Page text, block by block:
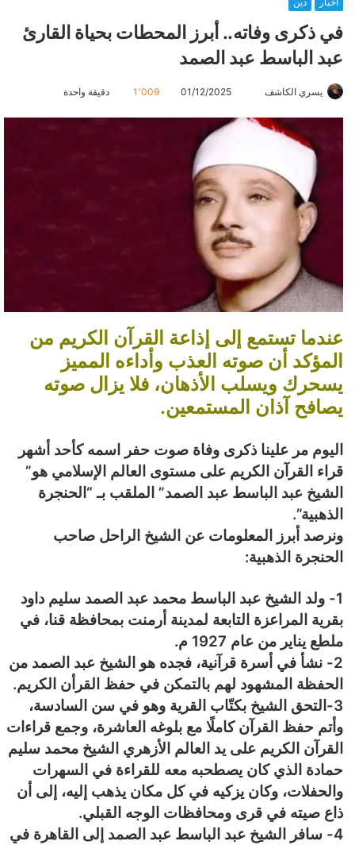
في ذكرى وفاته.. أبرز المحطات بحياة القارئ
عبد الباسط عبد الصمد
يسري الكاشف
ب
ر
ي
ا
ل
ر
و
01/12/2025 1٬009 دقيقة واحدة
عندما تستمع إلى إذاعة القرآن الكريم من
المؤكد أن صوته العذب وأداءه المميز
يسحرك ويسلب الأذهان، فلا يزال صوته
يصافح آذان المستمعين.
اليوم مر علينا ذكرى وفاة صوت حفر اسمه كأحد أشهر
قراء القرآن الكريم على مستوى العالم الإسلامي هو”
الشيخ عبد الباسط عبد الصمد” الملقب بـ “الحنجرة
الذهبية”.
ونرصد أبرز المعلومات عن الشيخ الراحل صاحب
الحنجرة الذهبية:
1- ولد الشيخ عبد الباسط محمد عبد الصمد سليم داود
بقرية المراعزة التابعة لمدينة أرمنت بمحافظة قنا، في
ملطع يناير من عام 1927 م.
2- نشأ في أسرة قرآنية، فجده هو الشيخ عبد الصمد من
الحفظة المشهود لهم بالتمكن في حفظ القرأن الكريم.
3-التحق الشيخ بكتّاب القرية وهو في سن السادسة،
وأتم حفظ القرآن كاملًا مع بلوغه العاشرة، وجمع قراءات
القرآن الكريم على يد العالم الأزهري الشيخ محمد سليم
حمادة الذي كان يصطحبه معه للقراءة في السهرات
والحفلات، وكان يزكيه في كل مكان يذهب إليه، إلى أن
ذاع صيته في قرى ومحافظات الوجه القبلي.
4- سافر الشيخ عبد الباسط عبد الصمد إلى القاهرة في